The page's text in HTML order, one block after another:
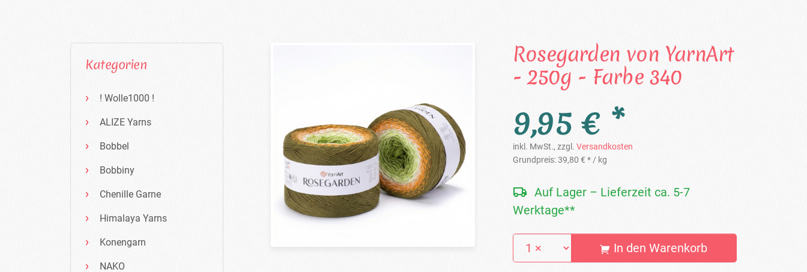
Kategorien
! Wolle1000 !
ALIZE Yarns
Bobbel
Bobbiny
Chenille Garne
Himalaya Yarns
Konengarn
NAKO
Rosegarden von YarnArt
- 250g - Farbe 340
9,95 € *
inkl. MwSt., zzgl. Versandkosten
Grundpreis:39,80 € */ kg
Auf Lager – Lieferzeit ca. 5-7
Werktage**
In den Warenkorb